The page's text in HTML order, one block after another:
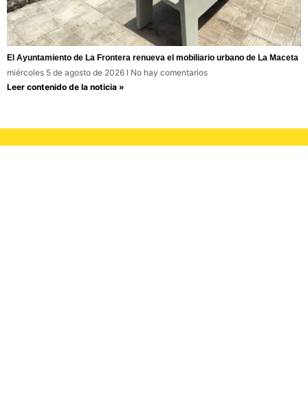
El Ayuntamiento de La Frontera renueva el mobiliario urbano de La Maceta
miércoles 5 de agosto de 2026
No hay comentarios
Leer contenido de la noticia »